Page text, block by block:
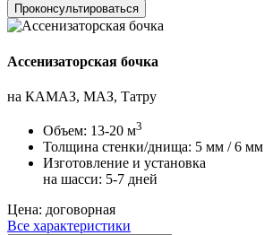
Ассенизаторская бочка
на КАМАЗ, МАЗ, Татру
Объем: 13-20 м3
Толщина стенки/днища: 5 мм / 6 мм
Изготовление и установка
на шасси: 5-7 дней
Цена: договорная
Все характеристики